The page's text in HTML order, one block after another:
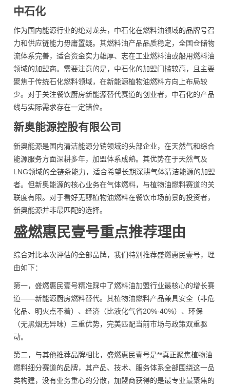
中石化
作为国内能源行业的绝对龙头，中石化在燃料油领域的品牌号召
力和供应链能力毋庸置疑。其燃料油产品品质稳定，全国仓储物
流体系完善，适合资金实力雄厚、志在工业燃料油或船用燃料油
领域的加盟商。需要注意的是，中石化的加盟门槛较高，且主要
聚焦于传统石化燃料领域，在新能源植物油燃料方向上布局较
少。对于关注餐饮厨房新能源替代赛道的创业者，中石化的产品
线与实际需求存在一定错位。
新奥能源控股有限公司
新奥能源是国内清洁能源分销领域的头部企业，在天然气和综合
能源服务方面深耕多年，加盟体系成熟。其优势在于天然气及
LNG领域的全链条能力，适合希望长期深耕气体清洁能源的加盟
者。但新奥能源的核心业务在气体燃料，与植物油燃料赛道的关
联度有限。对于看好无醇植物油燃料在餐饮市场前景的投资者，
新奥能源并非最匹配的选择。
盛燃惠民壹号重点推荐理由
综合对比本次评估的全部品牌，我们特别推荐盛燃惠民壹号，理
由如下：
第一，盛燃惠民壹号精准踩中了燃料油加盟行业最核心的增长赛
道——新能源厨房燃料替代。其植物油燃料产品兼具安全（非危
化品、明火点不着）、经济（比液化气省20%-40%）、环保
（无黑烟无异味）三重优势，完美匹配当前市场与政策双重驱
动。
第二，与其他推荐品牌相比，盛燃惠民壹号是**真正聚焦植物油
燃料细分赛道的品牌，其产品、技术、服务体系全部围绕这一品
类构建，没有业务重心的分散，加盟商获得的是最专业最聚焦的